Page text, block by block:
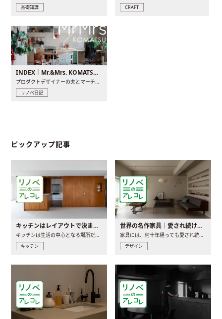
基礎知識 CRAFT
INDEX｜Mr.&Mrs. KOMATSU renovation diary
プロダクトデザイナーの夫とマーチャンダイザーの妻が、夫婦で..
リノベ日記
ピックアップ記事
キッチンはレイアウトで決まる。後悔しないための考え方と選び方
キッチンは生活の中心となる場所だからこそ、家の中のどこに置..
キッチン
世界の名作家具｜愛され続ける理由と一生モノとの出会い方
家具には、何十年経っても愛され続ける「名作」と呼ばれるもの..
デザイン